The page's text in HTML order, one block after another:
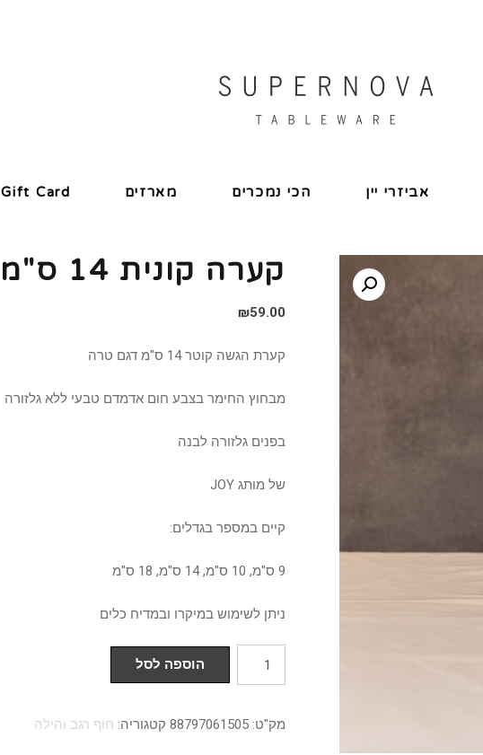
אביזרי יין הכי נמכרים מארזים Gift Card
קערה קונית 14 ס"מ דגם טרה
₪59.00
קערת הגשה קוטר 14 ס"מ דגם טרה
מבחוץ החימר בצבע חום אדמדם טבעי ללא גלזורה
בפנים גלזורה לבנה
של מותג JOY
קיים במספר בגדלים:
9 ס"מ, 10 ס"מ, 14 ס"מ, 18 ס"מ
ניתן לשימוש במיקרו ובמדיח כלים
כמות
של
קונית
הוספה לסל
מק"ט: 88797061505 קטגוריה: חוף רגב והילה